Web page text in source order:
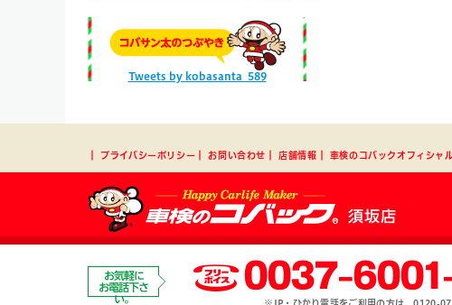
Tweets by kobasanta_589
プライバシーポリシー ┃お問い合わせ 店舗情報 車検のコバックオフィシャ
須坂店
お気軽に
お電話下さ
い。
0037-
※IP・ひかり電話をご利用の方は、0120-